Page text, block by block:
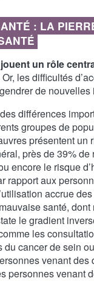
: LA
un rôle
Or, les difficultés
de
différences
groupes de
présentent un
près de 39%
encore le risque
rapport aux
accrue
santé,
le gradient
les
du cancer de sein
venant des
personnes venant